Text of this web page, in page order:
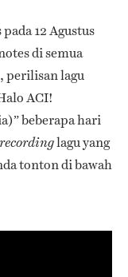
12 Agustus
di semua
perilisan lagu
ACI!
beberapa hari
recordinglagu yang
tonton di bawah